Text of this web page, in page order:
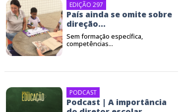
EDIÇÃO 297
País ainda se omite sobre
direção...
Sem formação específica,
competências...
PODCAST
Podcast | A importância